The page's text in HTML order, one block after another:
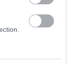
mezclándolo todo
un hash